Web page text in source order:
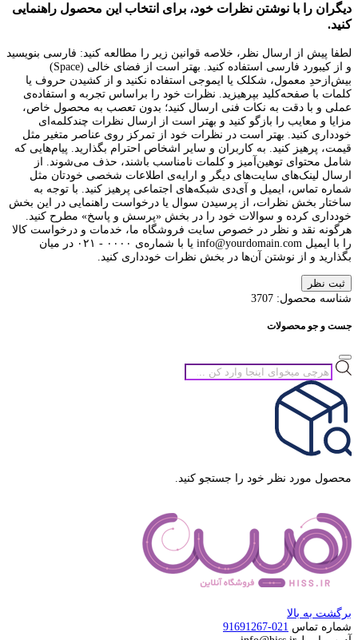
دیگران را با نوشتن نظرات خود، برای انتخاب این محصول راهنمایی
کنید.
لطفا پیش از ارسال نظر، خلاصه قوانین زیر را مطالعه کنید: فارسی بنویسید
و از کیبورد فارسی استفاده کنید. بهتر است از فضای خالی (Space)
بیش‌از‌حدِ معمول، شکلک یا ایموجی استفاده نکنید و از کشیدن حروف یا
کلمات با صفحه‌کلید بپرهیزید. نظرات خود را براساس تجربه و استفاده‌ی
عملی و با دقت به نکات فنی ارسال کنید؛ بدون تعصب به محصول خاص،
مزایا و معایب را بازگو کنید و بهتر است از ارسال نظرات چندکلمه‌‌ای
خودداری کنید. بهتر است در نظرات خود از تمرکز روی عناصر متغیر مثل
قیمت، پرهیز کنید. به کاربران و سایر اشخاص احترام بگذارید. پیام‌هایی که
شامل محتوای توهین‌آمیز و کلمات نامناسب باشند، حذف می‌شوند. از
ارسال لینک‌های سایت‌های دیگر و ارایه‌ی اطلاعات شخصی خودتان مثل
شماره تماس، ایمیل و آی‌دی شبکه‌های اجتماعی پرهیز کنید. با توجه به
ساختار بخش نظرات، از پرسیدن سوال یا درخواست راهنمایی در این بخش
خودداری کرده و سوالات خود را در بخش «پرسش و پاسخ» مطرح کنید.
هرگونه نقد و نظر در خصوص سایت فروشگاه ما، خدمات و درخواست کالا
را با ایمیل info@yourdomain.com یا با شماره‌ی ۰۰۰۰ - ۰۲۱ در میان
بگذارید و از نوشتن آن‌ها در بخش نظرات خودداری کنید.
ثبت نظر
شناسه محصول: 3707
جست و جو محصولات
جستجوی
محصولات
محصول مورد نظر خود را جستجو کنید.
برگشت به بالا
شماره تماس 021-91691267